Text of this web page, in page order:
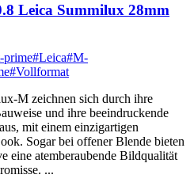
Leica Summilux 28mm
prime#Leica#M-
#Vollformat
M zeichnen sich durch ihre
und ihre beeindruckende
mit einem einzigartigen
Sogar bei offener Blende bieten
eine atemberaubende Bildqualität
...